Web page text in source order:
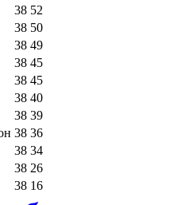
38 52
38 50
38 49
38 45
38 45
38 40
38 39
38 36
38 34
38 26
38 16